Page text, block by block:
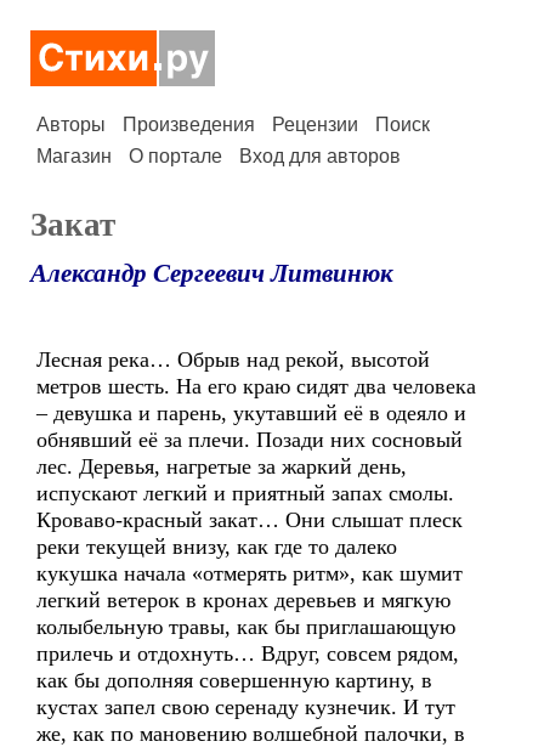
Авторы Произведения Рецензии
Поиск
Магазин
О портале Вход для авторов
Закат
Александр Сергеевич Литвинюк
Лесная река… Обрыв над рекой, высотой
метров шесть. На его краю сидят два человека
– девушка и парень, укутавший её в одеяло и
обнявший её за плечи. Позади них сосновый
лес. Деревья, нагретые за жаркий день,
испускают легкий и приятный запах смолы.
Кроваво-красный закат… Они слышат плеск
реки текущей внизу, как где то далеко
кукушка начала «отмерять ритм», как шумит
легкий ветерок в кронах деревьев и мягкую
колыбельную травы, как бы приглашающую
прилечь и отдохнуть… Вдруг, совсем рядом,
как бы дополняя совершенную картину, в
кустах запел свою серенаду кузнечик. И тут
же, как по мановению волшебной палочки, в